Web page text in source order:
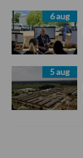
6 aug
5 aug